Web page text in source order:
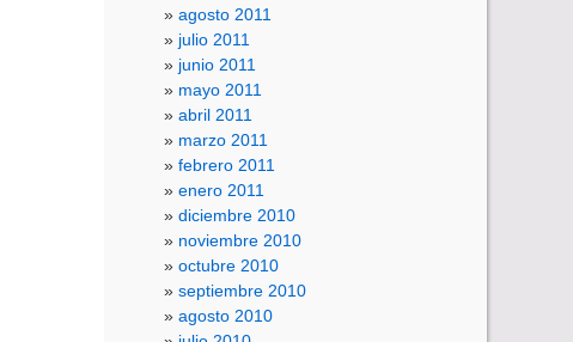
agosto 2011
julio 2011
junio 2011
mayo 2011
abril 2011
marzo 2011
febrero 2011
enero 2011
diciembre 2010
noviembre 2010
octubre 2010
septiembre 2010
agosto 2010